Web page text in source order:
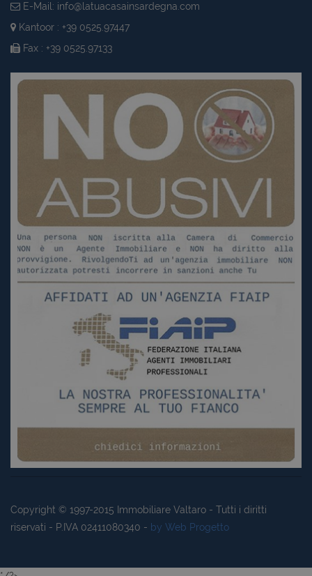
E-Mail: info@latuacasainsardegna.com
Kantoor : +39 0525.97447
Fax : +39 0525.97133
Copyright © 1997-2015 Immobiliare Valtaro - Tutti i diritti
riservati - P.IVA 02411080340 - by Web Progetto